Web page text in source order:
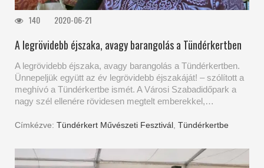
140 2020-06-21
A legrövidebb éjszaka, avagy barangolás a Tündérkertben
A legrövidebb éjszaka, avagy barangolás a Tündérkertben.
Ünnepeljük együtt az év legrövidebb éjszakáját! – szólított a
meghívó a Tündérkertbe ismét. A Városi Szabadidőpark a
nagy szél ellenére rövidesen megtelt emberekkel,…
Címkézve: Tündérkert Művészeti Fesztivál, Tündérkertbe